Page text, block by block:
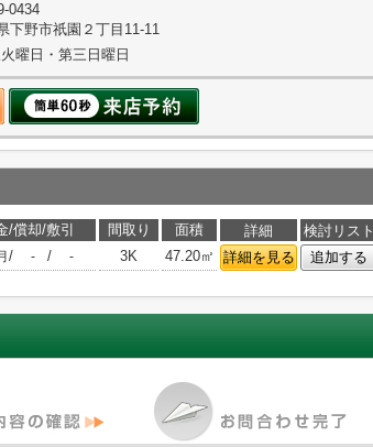
0434
下野市祇園２丁目11-11
曜日・第三日曜日
/償却/敷引 間取り 面積 詳細
検討リスト
/ - / - 3K 47.20㎡ 詳細を見る 追加する